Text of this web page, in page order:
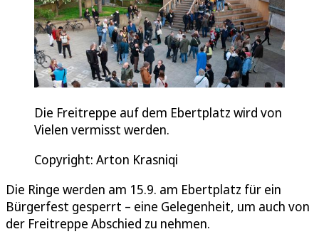
Die Freitreppe auf dem Ebertplatz wird von
Vielen vermisst werden.
Copyright: Arton Krasniqi
Die Ringe werden am 15.9. am Ebertplatz für ein
Bürgerfest gesperrt – eine Gelegenheit, um auch von
der Freitreppe Abschied zu nehmen.